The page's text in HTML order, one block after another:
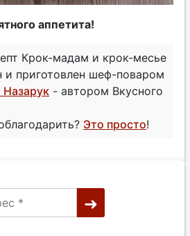
аппетита!
Крок-мадам и крок-месье
и приготовлен шеф-поваром
Назарук - автором Вкусного
Это просто!